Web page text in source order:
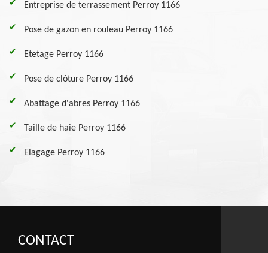
Entreprise de terrassement Perroy 1166
Pose de gazon en rouleau Perroy 1166
Etetage Perroy 1166
Pose de clôture Perroy 1166
Abattage d'abres Perroy 1166
Taille de haie Perroy 1166
Elagage Perroy 1166
CONTACT